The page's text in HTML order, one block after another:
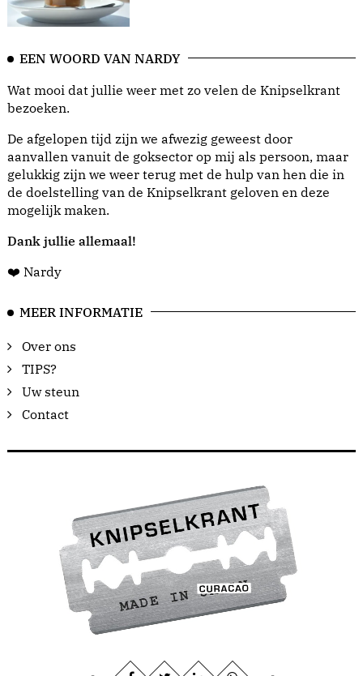
EEN WOORD VAN NARDY
Wat mooi dat jullie weer met zo velen de Knipselkrant
bezoeken.
De afgelopen tijd zijn we afwezig geweest door
aanvallen vanuit de goksector op mij als persoon, maar
gelukkig zijn we weer terug met de hulp van hen die in
de doelstelling van de Knipselkrant geloven en deze
mogelijk maken.
Dank jullie allemaal!
❤️ Nardy
MEER INFORMATIE
Over ons
TIPS?
Uw steun
Contact